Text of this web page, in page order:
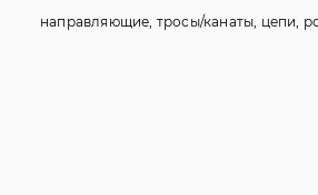
направляющие, тросы/канаты, цепи,